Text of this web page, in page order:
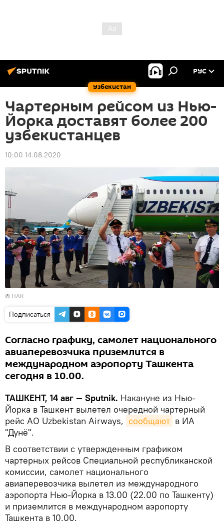
Узбекистан
РУС
Чартерным рейсом из Нью-
Йорка доставят более 200
узбекистанцев
10:00 14.08.2020
© НАК
Подписаться
Согласно графику, самолет национального
авиаперевозчика приземлится в
международном аэропорту Ташкента
сегодня в 10.00.
ТАШКЕНТ, 14 авг — Sputnik. Накануне из Нью-
Йорка в Ташкент вылетел очередной чартерный
рейс АО Uzbekistan Airways, сообщают в ИА
"Дунё".
В соответствии с утвержденным графиком
чартерных рейсов Специальной республиканской
комиссии, самолет национального
авиаперевозчика вылетел из международного
аэропорта Нью-Йорка в 13.00 (22.00 по Ташкенту)
и приземлится в международном аэропорту
Ташкента в 10.00.